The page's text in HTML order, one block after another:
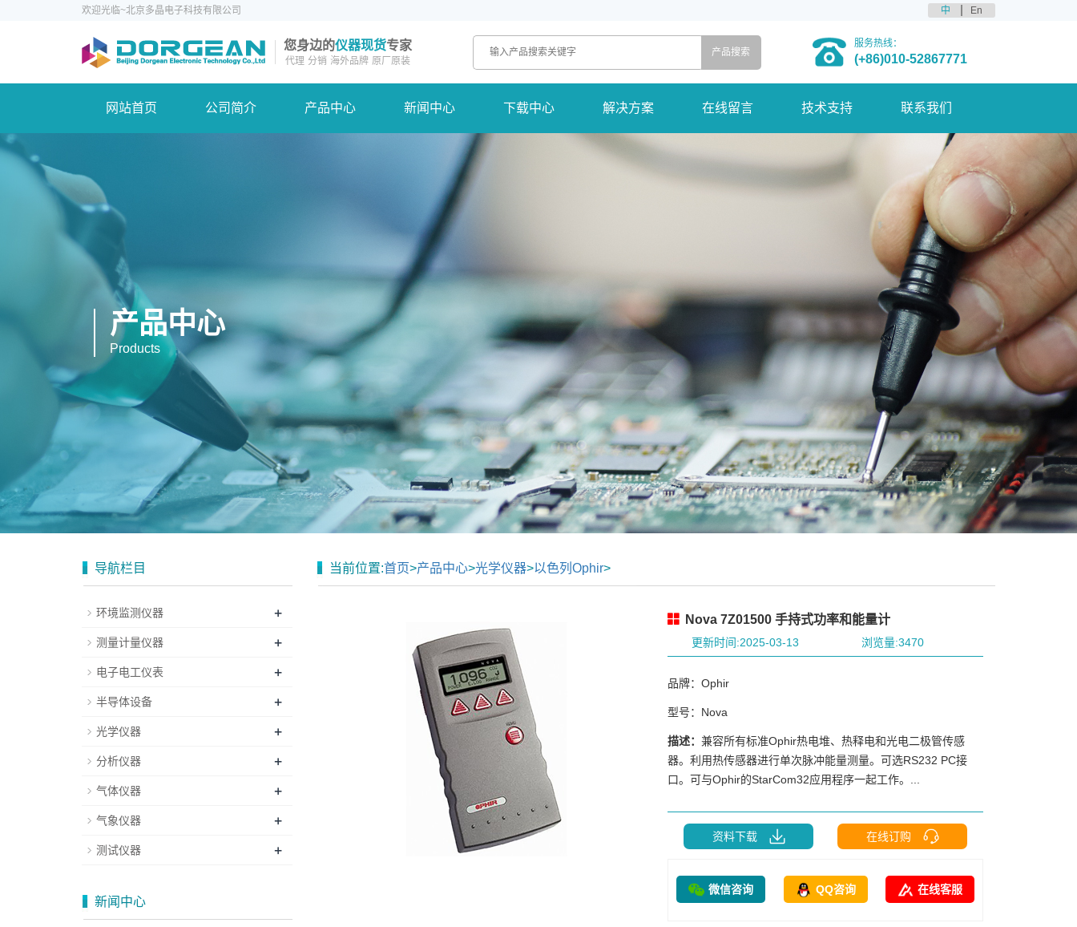
欢迎光临~北京多晶电子科技有限公司 中 En
您身边的仪器现货专家
代理 分销 海外品牌 原厂原装
服务热线：
(+86)010-52867771
网站首页 公司简介 产品中心 新闻中心 下载中心 解决方案 在线留言 技术支持 联系我们
产品中心
Products
当前位置:首页>产品中心>光学仪器>以色列Ophir>
Nova 7Z01500 手持式功率和能量计
更新时间:2025-03-13 浏览量:3470
品牌：Ophir
型号：Nova
描述：兼容所有标准Ophir热电堆、热释电和光电二极管传感
器。利用热传感器进行单次脉冲能量测量。可选RS232 PC接
口。可与Ophir的StarCom32应用程序一起工作。...
资料下载 在线订购
微信咨询 QQ咨询 在线客服
导航栏目
环境监测仪器 +
测量计量仪器 +
电子电工仪表 +
半导体设备 +
光学仪器 +
分析仪器 +
气体仪器 +
气象仪器 +
测试仪器 +
新闻中心